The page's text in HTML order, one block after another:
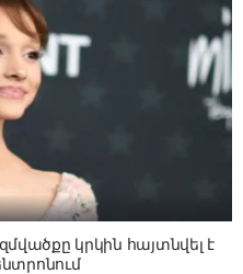
կրկին հայտնվել է